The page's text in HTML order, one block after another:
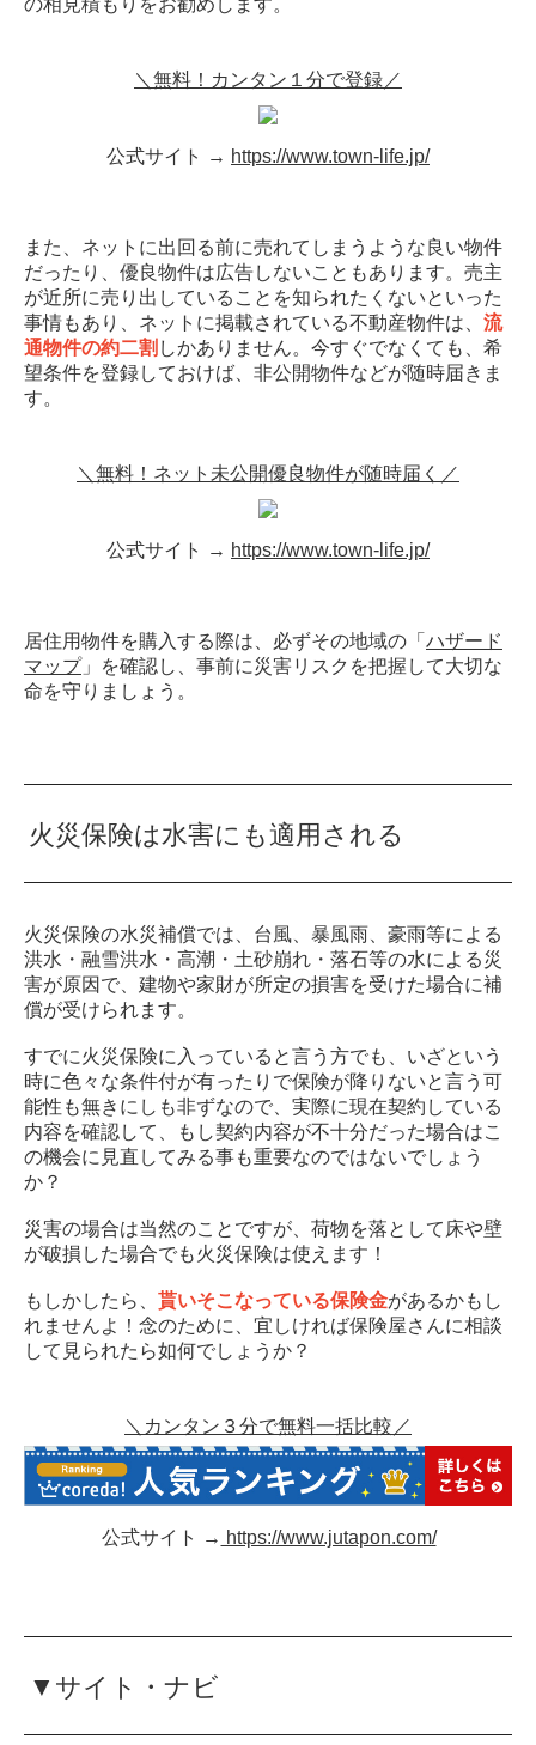
＼無料！カンタン１分で登録／
公式サイト → https://www.town-life.jp/
また、ネットに出回る前に売れてしまうような良い物件
だったり、優良物件は広告しないこともあります。売主
が近所に売り出していることを知られたくないといった
事情もあり、ネットに掲載されている不動産物件は、 流
通物件の約二割 しかありません。今すぐでなくても、希
望条件を登録しておけば、非公開物件などが随時届きま
す。
＼無料！ネット未公開優良物件が随時届く／
公式サイト → https://www.town-life.jp/
居住用物件を購入する際は、必ずその地域の「 ハザード
マップ」を確認し、事前に災害リスクを把握して大切な
命を守りましょう。
火災保険は水害にも適用される
火災保険の水災補償では、台風、暴風雨、豪雨等による
洪水・融雪洪水・高潮・土砂崩れ・落石等の水による災
害が原因で、建物や家財が所定の損害を受けた場合に補
償が受けられます。
すでに火災保険に入っていると言う方でも、いざという
時に色々な条件付が有ったりで保険が降りないと言う可
能性も無きにしも非ずなので、実際に現在契約している
内容を確認して、もし契約内容が不十分だった場合はこ
の機会に見直してみる事も重要なのではないでしょう
か？
災害の場合は当然のことですが、荷物を落として床や壁
が破損した場合でも火災保険は使えます！
もしかしたら、 貰いそこなっている保険金があるかもし
れませんよ！念のために、宜しければ保険屋さんに相談
して見られたら如何でしょうか？
＼カンタン３分で無料一括比較／
公式サイト → https://www.jutapon.com/
▼サイト・ナビ